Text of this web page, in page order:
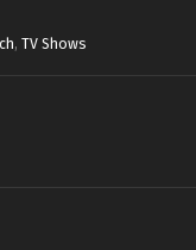
, TV Shows